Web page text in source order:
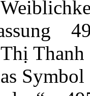
Thanh